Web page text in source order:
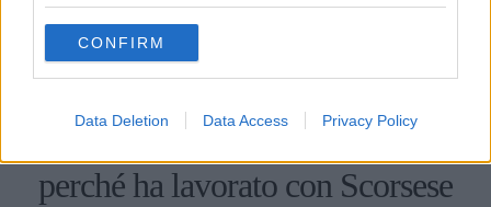
use your data for below specified purposes in below Google
consent section.
CONFIRM
Data Deletion Data Access Privacy Policy
Leonardo DiCaprio: ecco
perché ha lavorato con Scorsese